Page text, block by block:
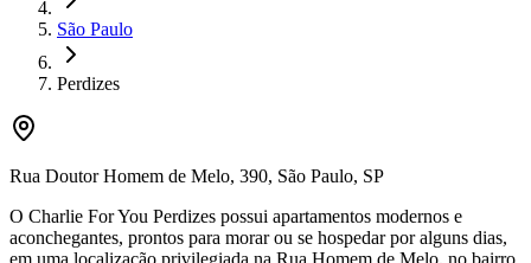
São Paulo
Perdizes
Rua Doutor Homem de Melo, 390, São Paulo, SP
O Charlie For You Perdizes possui apartamentos modernos e
aconchegantes, prontos para morar ou se hospedar por alguns dias,